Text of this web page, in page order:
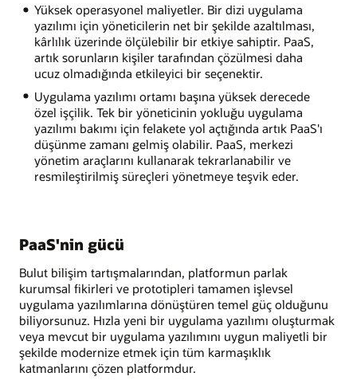
Yüksek operasyonel maliyetler. Bir dizi uygulama
yazılımı için yöneticilerin net bir şekilde azaltılması,
kârlılık üzerinde ölçülebilir bir etkiye sahiptir. PaaS,
artık sorunların kişiler tarafından çözülmesi daha
ucuz olmadığında etkileyici bir seçenektir.
Uygulama yazılımı ortamı başına yüksek derecede
özel işçilik. Tek bir yöneticinin yokluğu uygulama
yazılımı bakımı için felakete yol açtığında artık PaaS'ı
düşünme zamanı gelmiş olabilir. PaaS, merkezi
yönetim araçlarını kullanarak tekrarlanabilir ve
resmileştirilmiş süreçleri yönetmeye teşvik eder.
PaaS'nin gücü
Bulut bilişim tartışmalarından, platformun parlak
kurumsal fikirleri ve prototipleri tamamen işlevsel
uygulama yazılımlarına dönüştüren temel güç olduğunu
biliyorsunuz. Hızla yeni bir uygulama yazılımı oluşturmak
veya mevcut bir uygulama yazılımını uygun maliyetli bir
şekilde modernize etmek için tüm karmaşıklık
katmanlarını çözen platformdur.